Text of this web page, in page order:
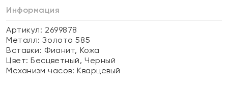
Информация
Артикул: 2699878
Металл:Золото 585
Вставки: Фианит, Кожа
Цвет:Бесцветный, Черный
Механизм часов: Кварцевый